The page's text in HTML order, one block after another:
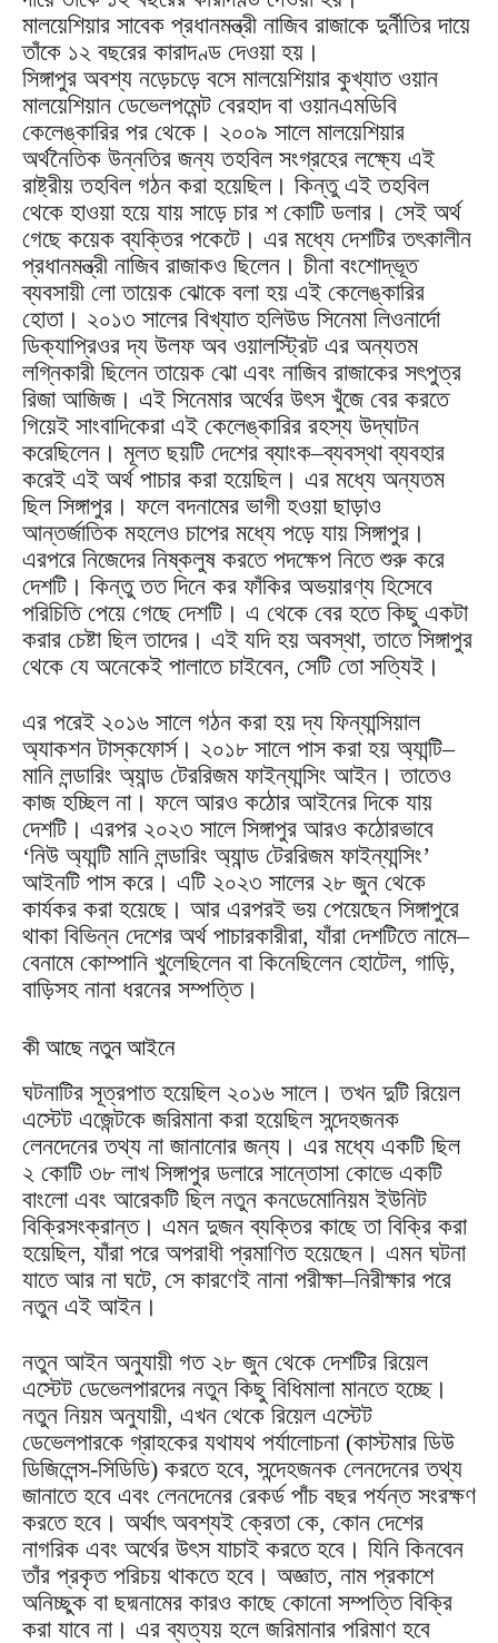
মালয়েশিয়ার সাবেক প্রধানমন্ত্রী নাজিব রাজাকে দুর্নীতির দায়ে
তাঁকে ১২ বছরের কারাদণ্ড দেওয়া হয়।
সিঙ্গাপুর অবশ্য নড়েচড়ে বসে মালয়েশিয়ার কুখ্যাত ওয়ান
মালয়েশিয়ান ডেভেলপমেন্ট বেরহাদ বা ওয়ানএমডিবি
কেলেঙ্কারির পর থেকে। ২০০৯ সালে মালয়েশিয়ার
অর্থনৈতিক উন্নতির জন্য তহবিল সংগ্রহের লক্ষ্যে এই
রাষ্ট্রীয় তহবিল গঠন করা হয়েছিল। কিন্তু এই তহবিল
থেকে হাওয়া হয়ে যায় সাড়ে চার শ কোটি ডলার। সেই অর্থ
গেছে কয়েক ব্যক্তির পকেটে। এর মধ্যে দেশটির তৎকালীন
প্রধানমন্ত্রী নাজিব রাজাকও ছিলেন। চীনা বংশোদ্ভূত
ব্যবসায়ী লো তায়েক ঝোকে বলা হয় এই কেলেঙ্কারির
হোতা। ২০১৩ সালের বিখ্যাত হলিউড সিনেমা লিওনার্দো
ডিক্যাপ্রিওর দ্য উলফ অব ওয়ালস্ট্রিট এর অন্যতম
লগ্নিকারী ছিলেন তায়েক ঝো এবং নাজিব রাজাকের সৎপুত্র
রিজা আজিজ। এই সিনেমার অর্থের উৎস খুঁজে বের করতে
গিয়েই সাংবাদিকেরা এই কেলেঙ্কারির রহস্য উদ্‌ঘাটন
করেছিলেন। মূলত ছয়টি দেশের ব্যাংক–ব্যবস্থা ব্যবহার
করেই এই অর্থ পাচার করা হয়েছিল। এর মধ্যে অন্যতম
ছিল সিঙ্গাপুর। ফলে বদনামের ভাগী হওয়া ছাড়াও
আন্তর্জাতিক মহলেও চাপের মধ্যে পড়ে যায় সিঙ্গাপুর।
এরপরে নিজেদের নিষ্কলুষ করতে পদক্ষেপ নিতে শুরু করে
দেশটি। কিন্তু তত দিনে কর ফাঁকির অভয়ারণ্য হিসেবে
পরিচিতি পেয়ে গেছে দেশটি। এ থেকে বের হতে কিছু একটা
করার চেষ্টা ছিল তাদের। এই যদি হয় অবস্থা, তাতে সিঙ্গাপুর
থেকে যে অনেকেই পালাতে চাইবেন, সেটি তো সত্যিই।
এর পরেই ২০১৬ সালে গঠন করা হয় দ্য ফিন্যান্সিয়াল
অ্যাকশন টাস্কফোর্স। ২০১৮ সালে পাস করা হয় অ্যান্টি–
মানি লন্ডারিং অ্যান্ড টেররিজম ফাইন্যান্সিং আইন। তাতেও
কাজ হচ্ছিল না। ফলে আরও কঠোর আইনের দিকে যায়
দেশটি। এরপর ২০২৩ সালে সিঙ্গাপুর আরও কঠোরভাবে
‘নিউ অ্যান্টি মানি লন্ডারিং অ্যান্ড টেররিজম ফাইন্যান্সিং’
আইনটি পাস করে। এটি ২০২৩ সালের ২৮ জুন থেকে
কার্যকর করা হয়েছে। আর এরপরই ভয় পেয়েছেন সিঙ্গাপুরে
থাকা বিভিন্ন দেশের অর্থ পাচারকারীরা, যাঁরা দেশটিতে নামে–
বেনামে কোম্পানি খুলেছিলেন বা কিনেছিলেন হোটেল, গাড়ি,
বাড়িসহ নানা ধরনের সম্পত্তি।
কী আছে নতুন আইনে
ঘটনাটির সূত্রপাত হয়েছিল ২০১৬ সালে। তখন দুটি রিয়েল
এস্টেট এজেন্টকে জরিমানা করা হয়েছিল সন্দেহজনক
লেনদেনের তথ্য না জানানোর জন্য। এর মধ্যে একটি ছিল
২ কোটি ৩৮ লাখ সিঙ্গাপুর ডলারে সান্তোসা কোভে একটি
বাংলো এবং আরেকটি ছিল নতুন কনডেমোনিয়ম ইউনিট
বিক্রিসংক্রান্ত। এমন দুজন ব্যক্তির কাছে তা বিক্রি করা
হয়েছিল, যাঁরা পরে অপরাধী প্রমাণিত হয়েছেন। এমন ঘটনা
যাতে আর না ঘটে, সে কারণেই নানা পরীক্ষা–নিরীক্ষার পরে
নতুন এই আইন।
নতুন আইন অনুযায়ী গত ২৮ জুন থেকে দেশটির রিয়েল
এস্টেট ডেভেলপারদের নতুন কিছু বিধিমালা মানতে হচ্ছে।
নতুন নিয়ম অনুযায়ী, এখন থেকে রিয়েল এস্টেট
ডেভেলপারকে গ্রাহকের যথাযথ পর্যালোচনা (কাস্টমার ডিউ
ডিজিলেন্স-সিডিডি) করতে হবে, সন্দেহজনক লেনদেনের তথ্য
জানাতে হবে এবং লেনদেনের রেকর্ড পাঁচ বছর পর্যন্ত সংরক্ষণ
করতে হবে। অর্থাৎ অবশ্যই ক্রেতা কে, কোন দেশের
নাগরিক এবং অর্থের উৎস যাচাই করতে হবে। যিনি কিনবেন
তাঁর প্রকৃত পরিচয় থাকতে হবে। অজ্ঞাত, নাম প্রকাশে
অনিচ্ছুক বা ছদ্মনামের কারও কাছে কোনো সম্পত্তি বিক্রি
করা যাবে না। এর ব্যত্যয় হলে জরিমানার পরিমাণ হবে